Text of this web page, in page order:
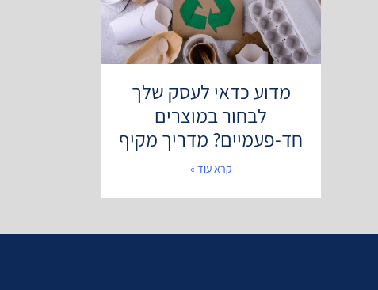
מדוע כדאי לעסק שלך
לבחור במוצרים
חד-פעמיים? מדריך מקיף
קרא עוד »